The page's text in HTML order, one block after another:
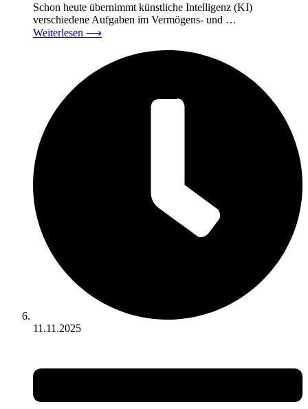
Schon heute übernimmt künstliche Intelligenz (KI)
verschiedene Aufgaben im Vermögens- und …
Weiterlesen ⟶
11.11.2025